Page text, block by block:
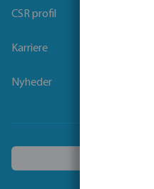
CSR profil
Karriere
Nyheder